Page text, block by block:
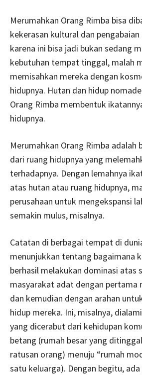
Merumahkan Orang Rimba bisa
kekerasan kultural dan pengabaian
karena ini bisa jadi bukan sedang
kebutuhan tempat tinggal, malah
memisahkan mereka dengan
hidupnya. Hutan dan hidup
Orang Rimba membentuk
hidupnya.
Merumahkan Orang Rimba adalah
dari ruang hidupnya yang
terhadapnya. Dengan lemahnya
atas hutan atau ruang hidupnya,
perusahaan untuk mengekspansi
semakin mulus, misalnya.
Catatan di berbagai tempat di
menunjukkan tentang bagaimana
berhasil melakukan dominasi atas
masyarakat adat dengan
dan kemudian dengan arahan
hidup mereka. Ini, misalnya,
yang dicerabut dari kehidupan
betang (rumah besar yang
ratusan orang) menuju “rumah
satu keluarga). Dengan begitu, ada